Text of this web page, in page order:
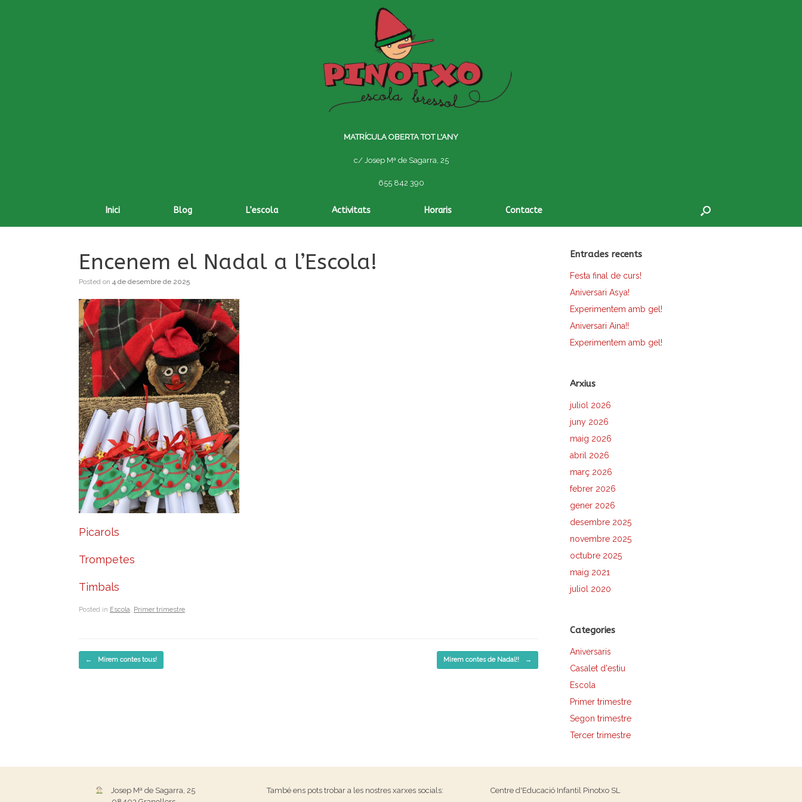
MATRÍCULA OBERTA TOT L'ANY
c/ Josep Mª de Sagarra, 25
655 842 390
Inici Blog L’escola Activitats Horaris Contacte
Encenem el Nadal a l’Escola!
Posted on 4 de desembre de 2025
Picarols
Trompetes
Timbals
Posted in Escola, Primer trimestre.
Post navigation
← Mirem contes tous! Mirem contes de Nadal!! →
Entrades recents
Festa final de curs!
Aniversari Asya!
Experimentem amb gel!
Aniversari Aina!!
Experimentem amb gel!
Arxius
juliol 2026
juny 2026
maig 2026
abril 2026
març 2026
febrer 2026
gener 2026
desembre 2025
novembre 2025
octubre 2025
maig 2021
juliol 2020
Categories
Aniversaris
Casalet d'estiu
Escola
Primer trimestre
Segon trimestre
Tercer trimestre
Josep Mª de Sagarra, 25
També ens pots trobar a les nostres xarxes socials: Centre d'Educació Infantil Pinotxo SL